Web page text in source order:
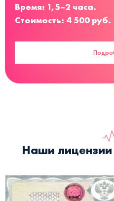
Время: 1,5–2 часа.
Стоимость: 4 500 руб.
Наши лицензии